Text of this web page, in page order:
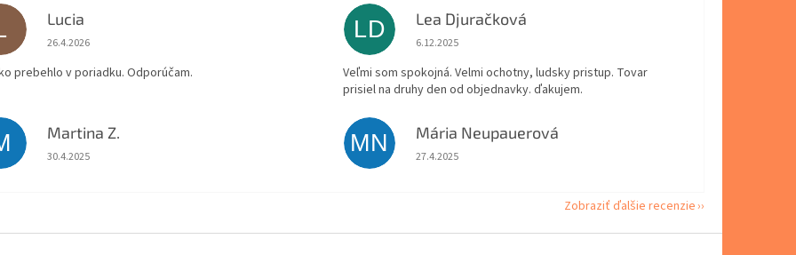
Lucia
Hodnotenie obchodu je 5 z 5 hviezdičiek.
26.4.2026
prebehlo v poriadku. Odporúčam.
LD Lea Djuračková
Hodnotenie obchodu je 5 z 5 hviezdičiek.
6.12.2025
Veľmi som spokojná. Velmi ochotny, ludsky pristup. Tovar
prisiel na druhy den od objednavky. ďakujem.
Martina Z.
Hodnotenie obchodu je 5 z 5 hviezdičiek.
30.4.2025
MN Mária Neupauerová
Hodnotenie obchodu je 5 z 5 hviezdičiek.
27.4.2025
Zobraziť ďalšie recenzie